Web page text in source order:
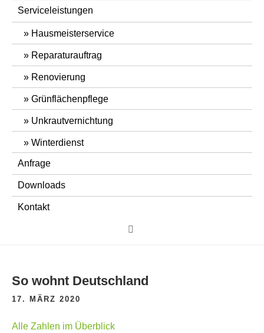
Serviceleistungen
Hausmeisterservice
Reparaturauftrag
Renovierung
Grünflächenpflege
Unkrautvernichtung
Winterdienst
Anfrage
Downloads
Kontakt
So wohnt Deutschland
17. MÄRZ 2020
Alle Zahlen im Überblick